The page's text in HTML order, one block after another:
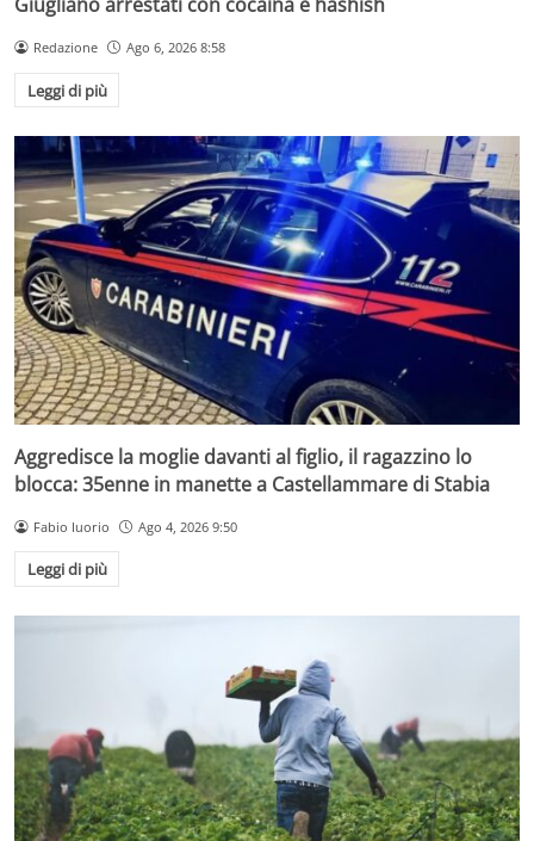
Redazione Ago 6, 2026 8:58
Leggi di più
Aggredisce la moglie davanti al figlio, il ragazzino lo
blocca: 35enne in manette a Castellammare di Stabia
Fabio Iuorio Ago 4, 2026 9:50
Leggi di più